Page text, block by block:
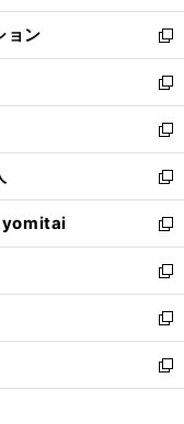
開
く
ウ
で
開
く
ン
ド
ウ
で
開
く
ウ
ィ
ン
ド
ウ
で
開
く
ョン
新
し
い
ウ
ィ
ン
ド
ウ
で
開
く
新
し
い
ウ
ィ
ン
ド
ウ
で
開
く
新
し
い
ウ
ィ
ン
ド
ウ
で
開
く
新
し
い
ウ
ィ
ン
ド
ウ
で
開
yomitai
新
し
い
ウ
ィ
ン
ド
ウ
新
し
い
ウ
ィ
ン
新
し
い
ウ
新
し